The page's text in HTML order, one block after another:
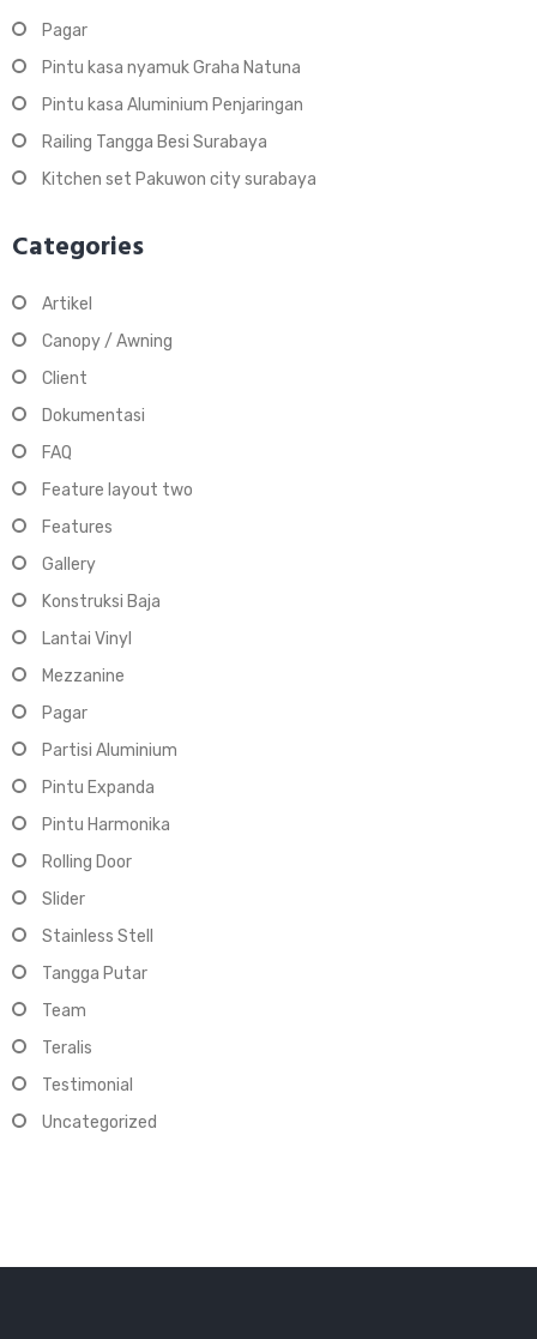
Pagar
Pintu kasa nyamuk Graha Natuna
Pintu kasa Aluminium Penjaringan
Railing Tangga Besi Surabaya
Kitchen set Pakuwon city surabaya
Categories
Artikel
Canopy / Awning
Client
Dokumentasi
FAQ
Feature layout two
Features
Gallery
Konstruksi Baja
Lantai Vinyl
Mezzanine
Pagar
Partisi Aluminium
Pintu Expanda
Pintu Harmonika
Rolling Door
Slider
Stainless Stell
Tangga Putar
Team
Teralis
Testimonial
Uncategorized